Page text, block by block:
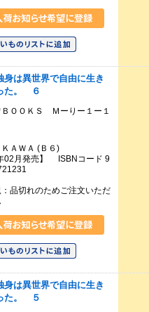
身は異世界で自由に生き
た。 ６
ＢＯＯＫＳ Ｍーりー１ー１
ＫＡＷＡ (Ｂ６)
02月発売】 ISBNコード 9
品切れのためご注文いただ
身は異世界で自由に生き
た。 ５